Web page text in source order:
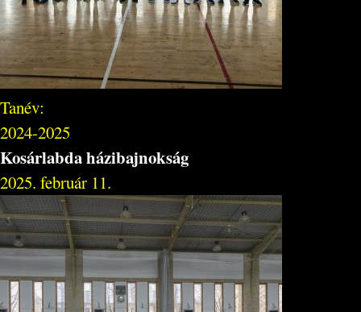
Tanév:
2024-2025
Kosárlabda házibajnokság
2025. február 11.